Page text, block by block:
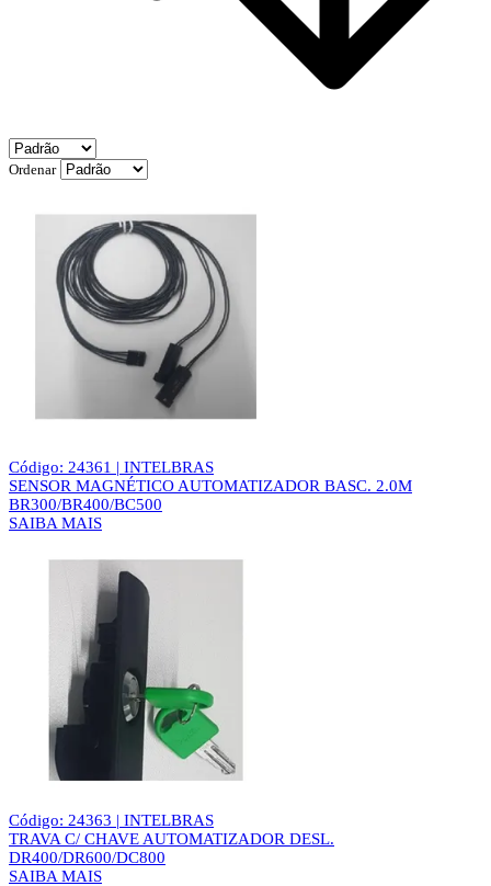
Ordenar
Código: 24361 | INTELBRAS
SENSOR MAGNÉTICO AUTOMATIZADOR BASC. 2.0M
BR300/BR400/BC500
SAIBA MAIS
Código: 24363 | INTELBRAS
TRAVA C/ CHAVE AUTOMATIZADOR DESL.
DR400/DR600/DC800
SAIBA MAIS